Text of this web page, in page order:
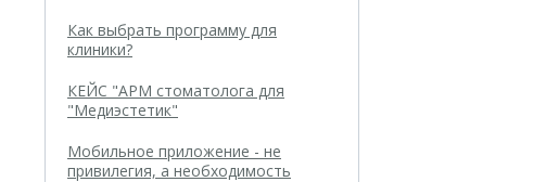
Как выбрать программу для
клиники?
КЕЙС "АРМ стоматолога для
"Медиэстетик"
Мобильное приложение - не
привилегия, а необходимость